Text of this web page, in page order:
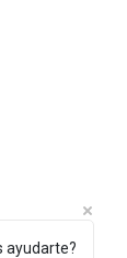
ayudarte?